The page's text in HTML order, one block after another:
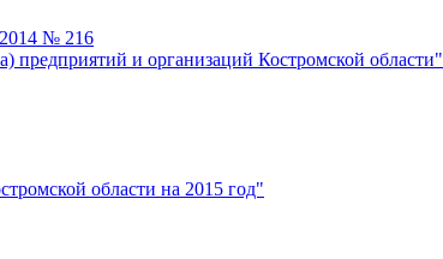
№ 216
предприятий и организаций Костромской области"
области на 2015 год"